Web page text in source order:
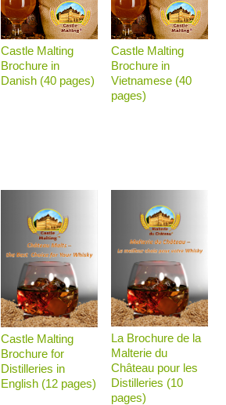
Castle Malting
Brochure in
Danish (40 pages)
Castle Malting
Brochure in
Vietnamese (40
pages)
Castle Malting
Brochure for
Distilleries in
English (12 pages)
La Brochure de la
Malterie du
Château pour les
Distilleries (10
pages)